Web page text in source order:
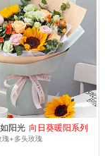
阳光 向日葵暖阳系列
+多头玫瑰